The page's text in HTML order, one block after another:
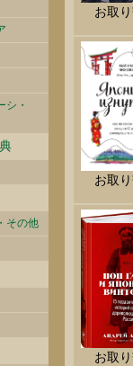
シ・
その他
お取
お取
お取